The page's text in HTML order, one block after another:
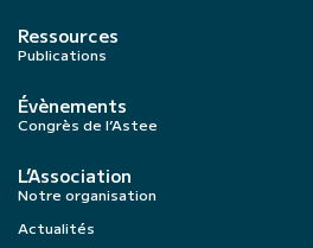
Ressources
Publications
Évènements
Congrès de l’Astee
L’Association
Notre organisation
Actualités